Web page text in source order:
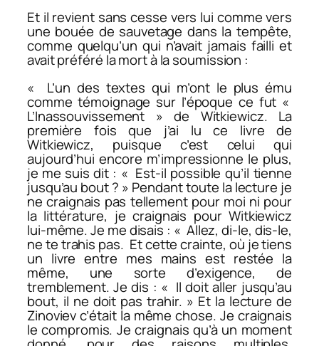
Et il revient sans cesse vers lui comme vers
une bouée de sauvetage dans la tempête,
comme quelqu’un qui n’avait jamais failli et
avait préféré la mort à la soumission :
« L’un des textes qui m’ont le plus ému
comme témoignage sur l’époque ce fut «
L’Inassouvissement » de Witkiewicz. La
première fois que j’ai lu ce livre de
Witkiewicz, puisque c’est celui qui
aujourd’hui encore m’impressionne le plus,
je me suis dit : « Est-il possible qu’il tienne
jusqu’au bout ? » Pendant toute la lecture je
ne craignais pas tellement pour moi ni pour
la littérature, je craignais pour Witkiewicz
lui-même. Je me disais : « Allez, di-le, dis-le,
ne te trahis pas. Et cette crainte, où je tiens
un livre entre mes mains est restée la
même, une sorte d’exigence, de
tremblement. Je dis : « Il doit aller jusqu’au
bout, il ne doit pas trahir. » Et la lecture de
Zinoviev c’était la même chose. Je craignais
le compromis. Je craignais qu’à un moment